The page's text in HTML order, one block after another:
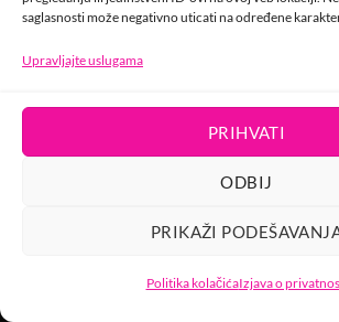
saglasnosti može negativno uticati na određene
Upravljajte uslugama
PRIHVATI
ODBIJ
PRIKAŽI
Politika kolačićaIzjava o